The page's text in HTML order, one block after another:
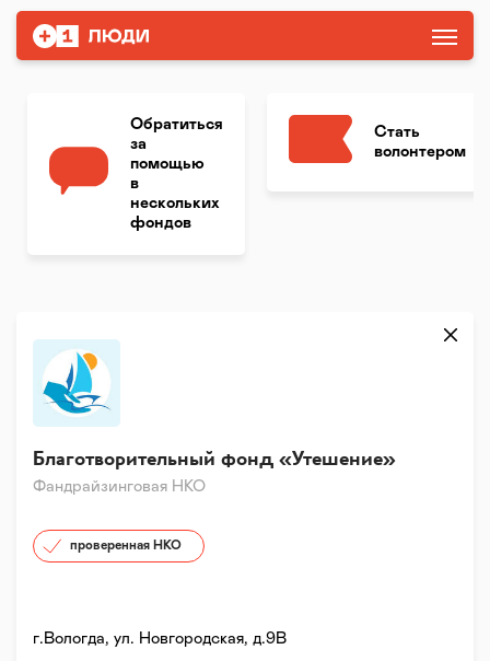
Обратиться
за
помощью
в
нескольких
фондов
Стать
волонтером
Фандрайзинговая НКО
Благотворительный фонд «Утешение»
проверенная НКО
г.Вологда, ул. Новгородская, д.9В